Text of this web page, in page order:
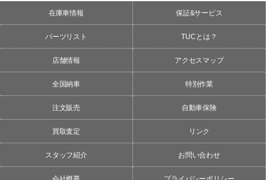
在庫車情報 保証&サービス
パーツリスト TUCとは？
店舗情報 アクセスマップ
全国納車 特別作業
注文販売 自動車保険
買取査定 リンク
スタッフ紹介 お問い合わせ